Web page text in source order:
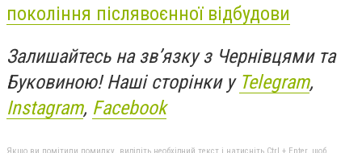
покоління післявоєнної відбудови
Залишайтесь на зв’язку з Чернівцями та
Буковиною! Наші сторінки у Telegram,
Instagram, Facebook